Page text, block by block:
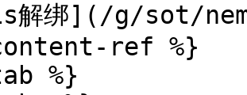
解绑](/g/sot/
ref %}
%}